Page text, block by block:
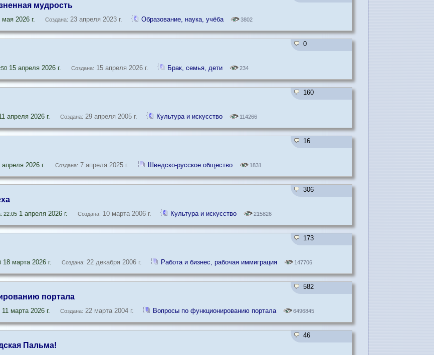
мудрость
2026 г. Создана: 23 апреля 2023 г. Образование, наука, учёба 3802
0
15 апреля 2026 г. Создана: 15 апреля 2026 г. Брак, семья, дети 234
160
апреля 2026 г. Создана: 29 апреля 2005 г. Культура и искусство 114266
16
2026 г. Создана: 7 апреля 2025 г. Шведско-русское общество 1831
306
22:051 апреля 2026 г. Создана: 10 марта 2006 г. Культура и искусство 215826
173
18 марта 2026 г. Создана: 22 декабря 2006 г. Работа и бизнес, рабочая иммиграция 147706
582
портала
11 марта 2026 г. Создана: 22 марта 2004 г. Вопросы по функционированию портала 6496845
46
Пальма!